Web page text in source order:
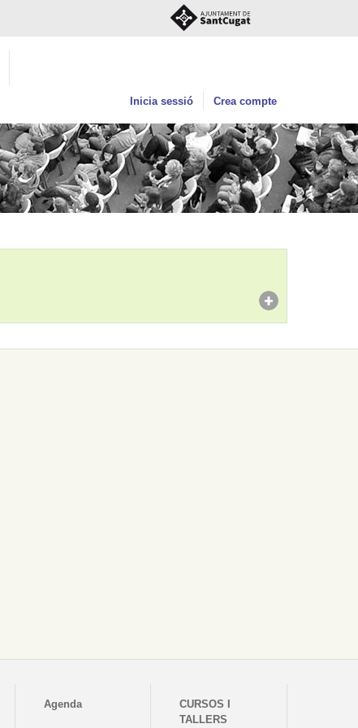
Inicia sessió Crea compte
Agenda
CURSOS I
TALLERS